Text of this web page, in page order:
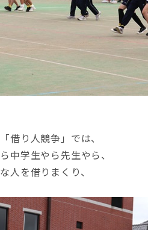
借り人競争」では、
中学生やら先生やら、
人を借りまくり、